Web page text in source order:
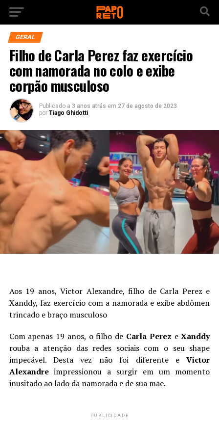
GERAL
Filho de Carla Perez faz exercício
com namorada no colo e exibe
corpão musculoso
Publicado a 3 anos atrás em 27 de agosto de 2023
por Tiago Ghidotti
Aos 19 anos, Victor Alexandre, filho de Carla Perez e
Xanddy, faz exercício com a namorada e exibe abdômen
trincado e braço musculoso
Com apenas 19 anos, o filho de Carla Perez eXanddy
rouba a atenção das redes sociais com o seu shape
impecável. Desta vez não foi diferente eVictor
Alexandreimpressionou a surgir em um momento
inusitado ao lado da namorada e de sua mãe.
PUBLICIDADE